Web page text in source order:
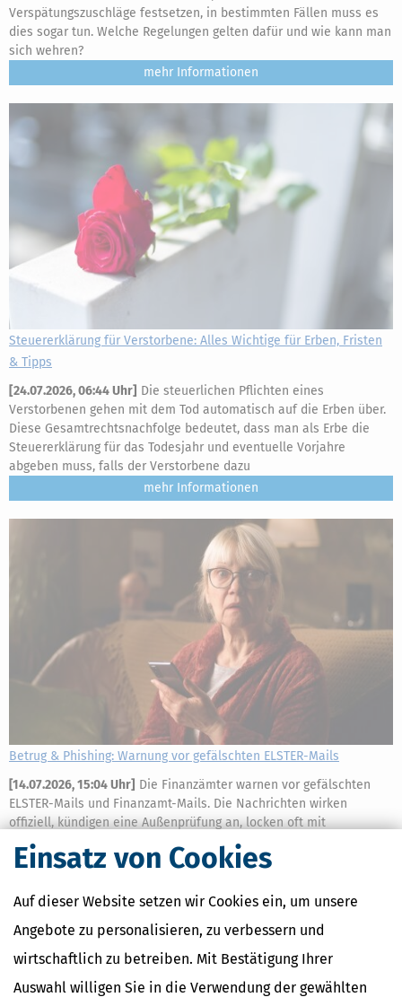
Einsatz von Cookies
Auf dieser Website setzen wir Cookies ein, um unsere
Angebote zu personalisieren, zu verbessern und
wirtschaftlich zu betreiben. Mit Bestätigung Ihrer
Auswahl willigen Sie in die Verwendung der gewählten
Verspätungszuschläge festsetzen, in bestimmten Fällen muss es
dies sogar tun. Welche Regelungen gelten dafür und wie kann man
sich wehren?
mehr
Steuererklärung für Verstorbene: Alles Wichtige für Erben, Fristen
& Tipps
[24.07.2026, 06:44 Uhr] Die steuerlichen Pflichten eines
Verstorbenen gehen mit dem Tod automatisch auf die Erben über.
Diese Gesamtrechtsnachfolge bedeutet, dass man als Erbe die
Steuererklärung für das Todesjahr und eventuelle Vorjahre
abgeben muss, falls der Verstorbene dazu
mehr
Betrug & Phishing: Warnung vor gefälschten ELSTER-Mails
[14.07.2026, 15:04 Uhr] Die Finanzämter warnen vor gefälschten
ELSTER-Mails und Finanzamt-Mails. Die Nachrichten wirken
offiziell, kündigen eine Außenprüfung an, locken oft mit
angeblichen Steuererstattungen oder drohen mit vermeintlichen
Problemen, um an Zugangsdaten, Kontoinformationen